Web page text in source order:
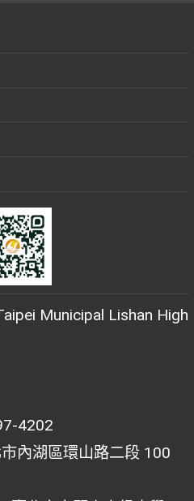
Municipal Lishan High
4202
內湖區環山路二段 100